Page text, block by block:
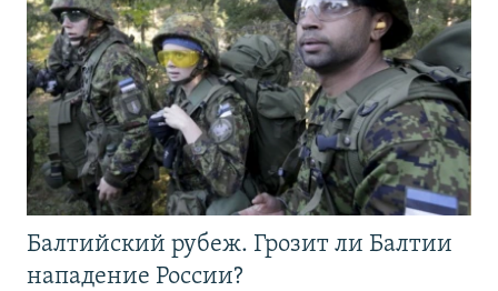
Балтийский рубеж. Грозит ли Балтии
нападение России?